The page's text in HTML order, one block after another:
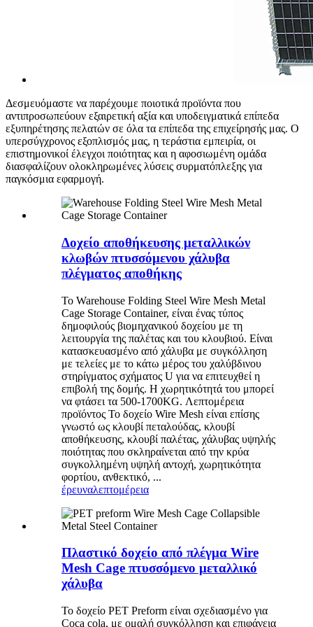
Δεσμευόμαστε να παρέχουμε ποιοτικά προϊόντα που
αντιπροσωπεύουν εξαιρετική αξία και υποδειγματικά επίπεδα
εξυπηρέτησης πελατών σε όλα τα επίπεδα της επιχείρησής μας. Ο
υπερσύγχρονος εξοπλισμός μας, η τεράστια εμπειρία, οι
επιστημονικοί έλεγχοι ποιότητας και η αφοσιωμένη ομάδα
διασφαλίζουν ολοκληρωμένες λύσεις συρματόπλεξης για
παγκόσμια εφαρμογή.
Δοχείο αποθήκευσης μεταλλικών
κλωβών πτυσσόμενου χάλυβα
πλέγματος αποθήκης
Το Warehouse Folding Steel Wire Mesh Metal
Cage Storage Container, είναι ένας τύπος
δημοφιλούς βιομηχανικού δοχείου με τη
λειτουργία της παλέτας και του κλουβιού. Είναι
κατασκευασμένο από χάλυβα με συγκόλληση
με τελείες με το κάτω μέρος του χαλύβδινου
στηρίγματος σχήματος U για να επιτευχθεί η
επιβολή της δομής. Η χωρητικότητά του μπορεί
να φτάσει τα 500-1700KG. Λεπτομέρεια
προϊόντος Το δοχείο Wire Mesh είναι επίσης
γνωστό ως κλουβί πεταλούδας, κλουβί
αποθήκευσης, κλουβί παλέτας, χάλυβας υψηλής
ποιότητας που σκληραίνεται από την κρύα
συγκολλημένη υψηλή αντοχή, χωρητικότητα
φορτίου, ανθεκτικό, ...
έρευναλεπτομέρεια
Πλαστικό δοχείο από πλέγμα Wire
Mesh Cage πτυσσόμενο μεταλλικό
χάλυβα
Το δοχείο PET Preform είναι σχεδιασμένο για
Coca cola, με ομαλή συγκόλληση και επιφάνεια